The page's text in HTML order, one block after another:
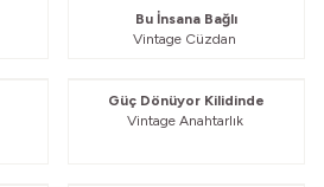
Bu İnsana Bağlı
Vintage Cüzdan
Güç Dönüyor Kilidinde
Vintage Anahtarlık